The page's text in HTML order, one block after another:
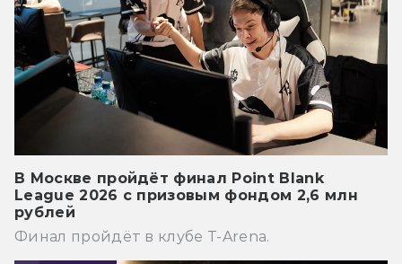
В Москве пройдёт финал Point Blank
League 2026 с призовым фондом 2,6 млн
рублей
Финал пройдёт в клубе T-Arena.